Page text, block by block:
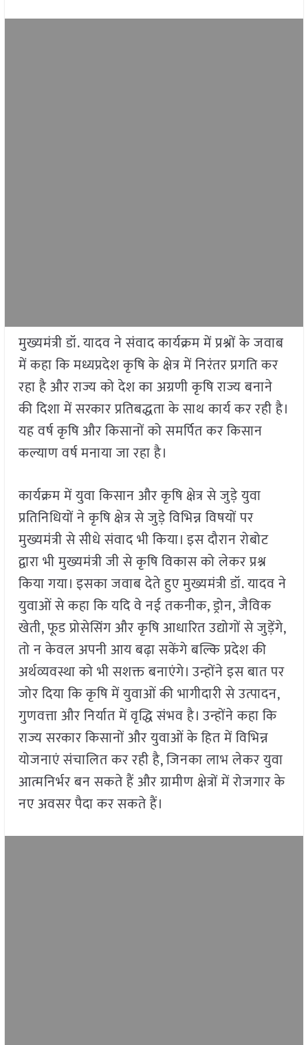
मुख्यमंत्री डॉ. यादव ने संवाद कार्यक्रम में प्रश्नों के जवाब
में कहा कि मध्यप्रदेश कृषि के क्षेत्र में निरंतर प्रगति कर
रहा है और राज्य को देश का अग्रणी कृषि राज्य बनाने
की दिशा में सरकार प्रतिबद्धता के साथ कार्य कर रही है।
यह वर्ष कृषि और किसानों को समर्पित कर किसान
कल्याण वर्ष मनाया जा रहा है।
कार्यक्रम में युवा किसान और कृषि क्षेत्र से जुड़े युवा
प्रतिनिधियों ने कृषि क्षेत्र से जुड़े विभिन्न विषयों पर
मुख्यमंत्री से सीधे संवाद भी किया। इस दौरान रोबोट
द्वारा भी मुख्यमंत्री जी से कृषि विकास को लेकर प्रश्न
किया गया। इसका जवाब देते हुए मुख्यमंत्री डॉ. यादव ने
युवाओं से कहा कि यदि वे नई तकनीक, ड्रोन, जैविक
खेती, फूड प्रोसेसिंग और कृषि आधारित उद्योगों से जुड़ेंगे,
तो न केवल अपनी आय बढ़ा सकेंगे बल्कि प्रदेश की
अर्थव्यवस्था को भी सशक्त बनाएंगे। उन्होंने इस बात पर
जोर दिया कि कृषि में युवाओं की भागीदारी से उत्पादन,
गुणवत्ता और निर्यात में वृद्धि संभव है। उन्होंने कहा कि
राज्य सरकार किसानों और युवाओं के हित में विभिन्न
योजनाएं संचालित कर रही है, जिनका लाभ लेकर युवा
आत्मनिर्भर बन सकते हैं और ग्रामीण क्षेत्रों में रोजगार के
नए अवसर पैदा कर सकते हैं।